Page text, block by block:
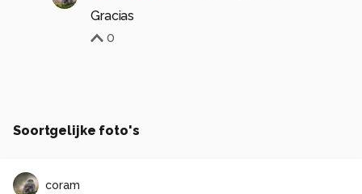
Gracias
0
Soortgelijke foto's
coram